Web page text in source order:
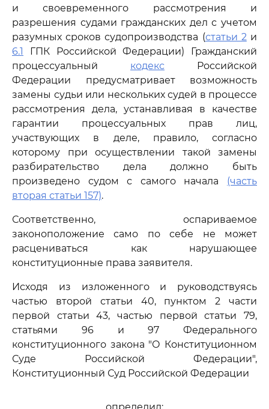
и своевременного рассмотрения и
разрешения судами гражданских дел с учетом
разумных сроков судопроизводства (статьи 2и
6.1
ГПК Российской Федерации) Гражданский
процессуальный кодекс Российской
Федерации предусматривает возможность
замены судьи или нескольких судей в процессе
рассмотрения дела, устанавливая в качестве
гарантии процессуальных прав лиц,
участвующих в деле, правило, согласно
которому при осуществлении такой замены
разбирательство дела должно быть
произведено судом с самого начала (часть
вторая статьи 157).
Соответственно, оспариваемое
законоположение само по себе не может
расцениваться как нарушающее
конституционные права заявителя.
Исходя из изложенного и руководствуясь
частью второй статьи 40, пунктом 2 части
первой статьи 43, частью первой статьи 79,
статьями 96 и 97 Федерального
конституционного закона "О Конституционном
Суде Российской Федерации",
Конституционный Суд Российской Федерации